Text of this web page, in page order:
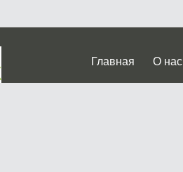
Главная О нас